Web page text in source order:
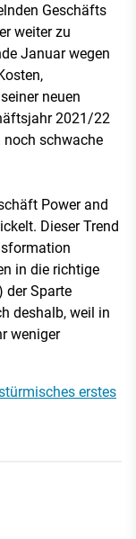
Geschäfts
weiter zu
Januar wegen
neuen
2021/22
noch schwache
Power and
Dieser Trend
in die richtige
der Sparte
deshalb, weil in
weniger
erstes